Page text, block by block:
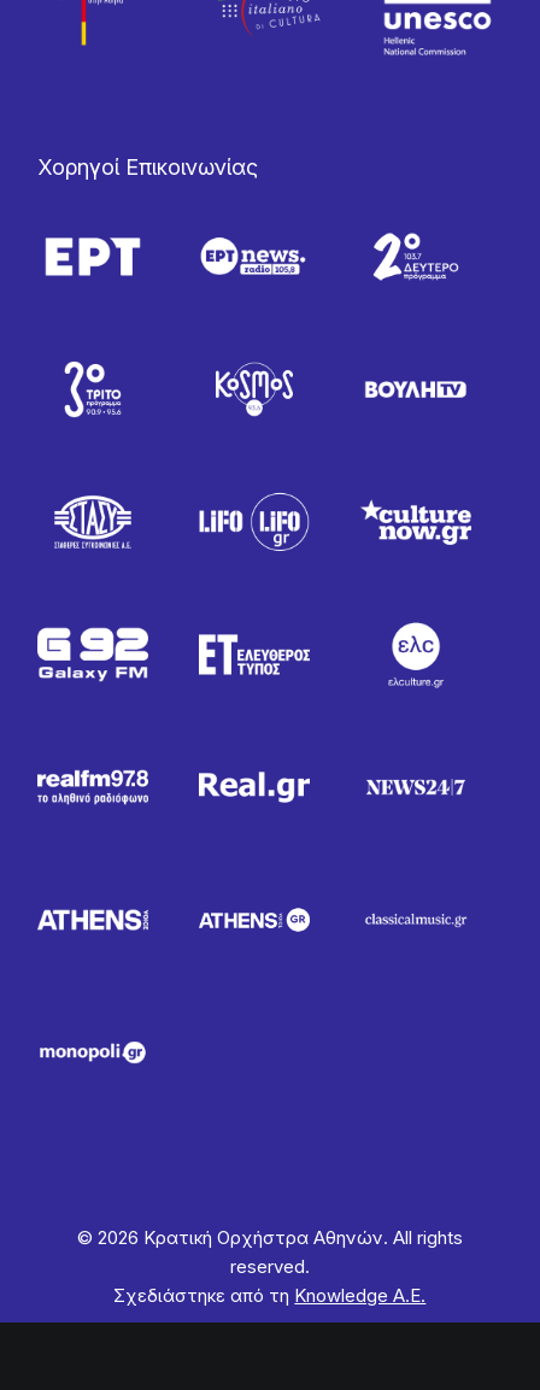
Χορηγοί Επικοινωνίας
© 2026 Κρατική Ορχήστρα Αθηνών. All rights
reserved.
Σχεδιάστηκε από τη Knowledge Α.Ε.